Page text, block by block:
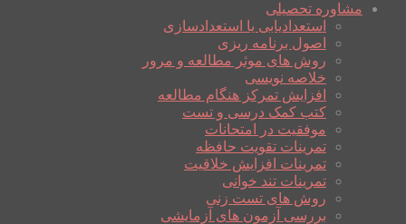
مشاوره تحصیلی
استعدادیابی یا استعدادسازی
اصول برنامه ریزی
روش های موثر مطالعه و مرور
خلاصه نویسی
افزایش تمرکز هنگام مطالعه
کتب کمک درسی و تست
موفقیت در امتحانات
تمرینات تقویت حافظه
تمرینات افزایش خلاقیت
تمرینات تند خوانی
روش های تست زنی
بررسی آزمون های آزمایشی